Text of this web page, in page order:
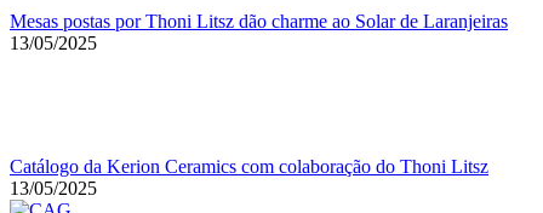
Mesas postas por Thoni Litsz dão charme ao Solar de Laranjeiras
13/05/2025
Catálogo da Kerion Ceramics com colaboração do Thoni Litsz
13/05/2025